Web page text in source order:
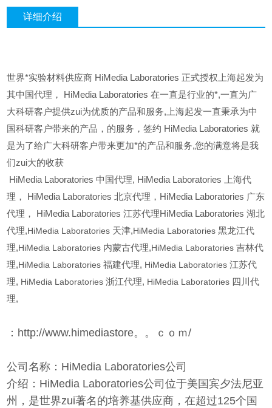
详细介绍
世界*实验材料供应商 HiMedia Laboratories 正式授权上海起发为
其中国代理， HiMedia Laboratories 在一直是行业的*,一直为广
大科研客户提供zui为优质的产品和服务,上海起发一直秉承为中
国科研客户带来的产品，的服务，签约 HiMedia Laboratories 就
是为了给广大科研客户带来更加*的产品和服务,您的满意将是我
们zui大的收获
HiMedia Laboratories中国代理, HiMedia Laboratories 上海代
理， HiMedia Laboratories 北京代理，HiMedia Laboratories 广东
代理， HiMedia Laboratories 江苏代理HiMedia Laboratories 湖北
代理,HiMedia Laboratories 天津,HiMedia Laboratories黑龙江代
理,HiMedia Laboratories 内蒙古代理,HiMedia Laboratories吉林代
理,HiMedia Laboratories福建代理, HiMedia Laboratories江苏代
理, HiMedia Laboratories浙江代理, HiMedia Laboratories 四川代
理,
：http://www.himediastore。。ｃｏｍ/
公司名称：HiMedia Laboratories公司
介绍：HiMedia Laboratories公司位于美国宾夕法尼亚
州，是世界zui著名的培养基供应商，在超过125个国